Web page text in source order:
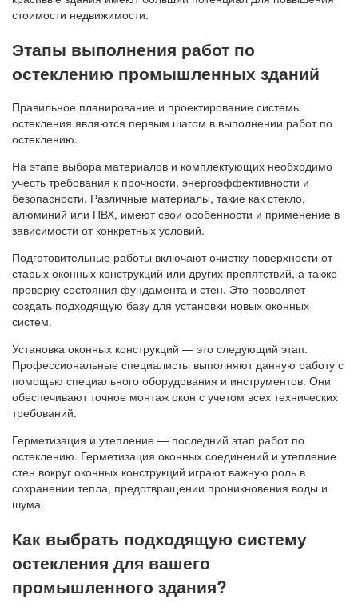
стоимости недвижимости.
Этапы выполнения работ по
остеклению промышленных зданий
Правильное планирование и проектирование системы
остекления являются первым шагом в выполнении работ по
остеклению.
На этапе выбора материалов и комплектующих необходимо
учесть требования к прочности, энергоэффективности и
безопасности. Различные материалы, такие как стекло,
алюминий или ПВХ, имеют свои особенности и применение в
зависимости от конкретных условий.
Подготовительные работы включают очистку поверхности от
старых оконных конструкций или других препятствий, а также
проверку состояния фундамента и стен. Это позволяет
создать подходящую базу для установки новых оконных
систем.
Установка оконных конструкций — это следующий этап.
Профессиональные специалисты выполняют данную работу с
помощью специального оборудования и инструментов. Они
обеспечивают точное монтаж окон с учетом всех технических
требований.
Герметизация и утепление — последний этап работ по
остеклению. Герметизация оконных соединений и утепление
стен вокруг оконных конструкций играют важную роль в
сохранении тепла, предотвращении проникновения воды и
шума.
Как выбрать подходящую систему
остекления для вашего
промышленного здания?